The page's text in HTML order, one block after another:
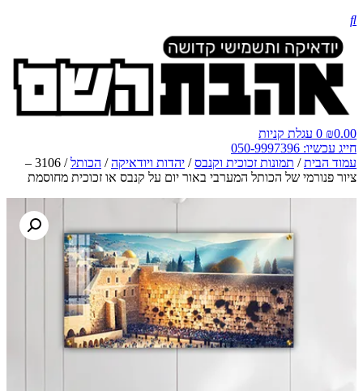
₪0.00
0 עגלת קניות
חייג עכשיו: 050-9997396
עמוד הבית/ תמונות זכוכית וקנבס/ יהדות ויודאיקה/ הכותל
/ 3106 –
ציור פנורמי של הכותל המערבי באור יום על קנבס או זכוכית מחוסמת